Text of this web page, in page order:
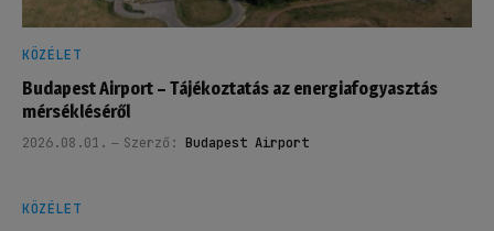
KÖZÉLET
Budapest Airport – Tájékoztatás az energiafogyasztás
mérsékléséről
2026.08.01. Szerző: Budapest Airport
KÖZÉLET